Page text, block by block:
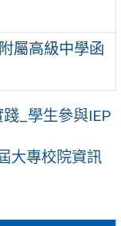
屬高級中學函
_學生參與IEP
大專校院資訊